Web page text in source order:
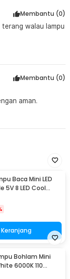
Membantu (0)
walau lampu
Membantu (0)
aman.
Baca Mini LED
5V 8 LED Cool
5730
Keranjang
Bohlam Mini
6000K 110
- OB60